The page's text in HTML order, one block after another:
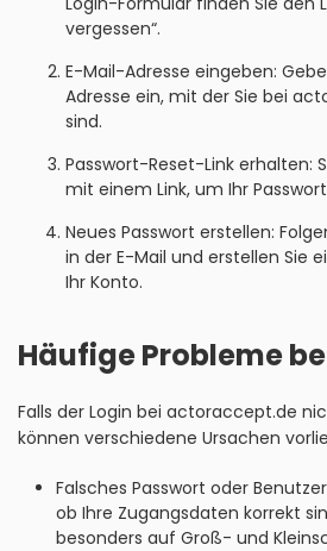
vergessen“.
E-Mail-Adresse eingeben:
Adresse ein, mit der Sie bei
sind.
Passwort-Reset-Link erhalten:
mit einem Link, um Ihr
Neues Passwort erstellen:
in der E-Mail und erstellen Sie
Ihr Konto.
Häufige Probleme
Falls der Login bei actoraccept.de
können verschiedene Ursachen
Falsches Passwort oder
ob Ihre Zugangsdaten korrekt
besonders auf Groß- und